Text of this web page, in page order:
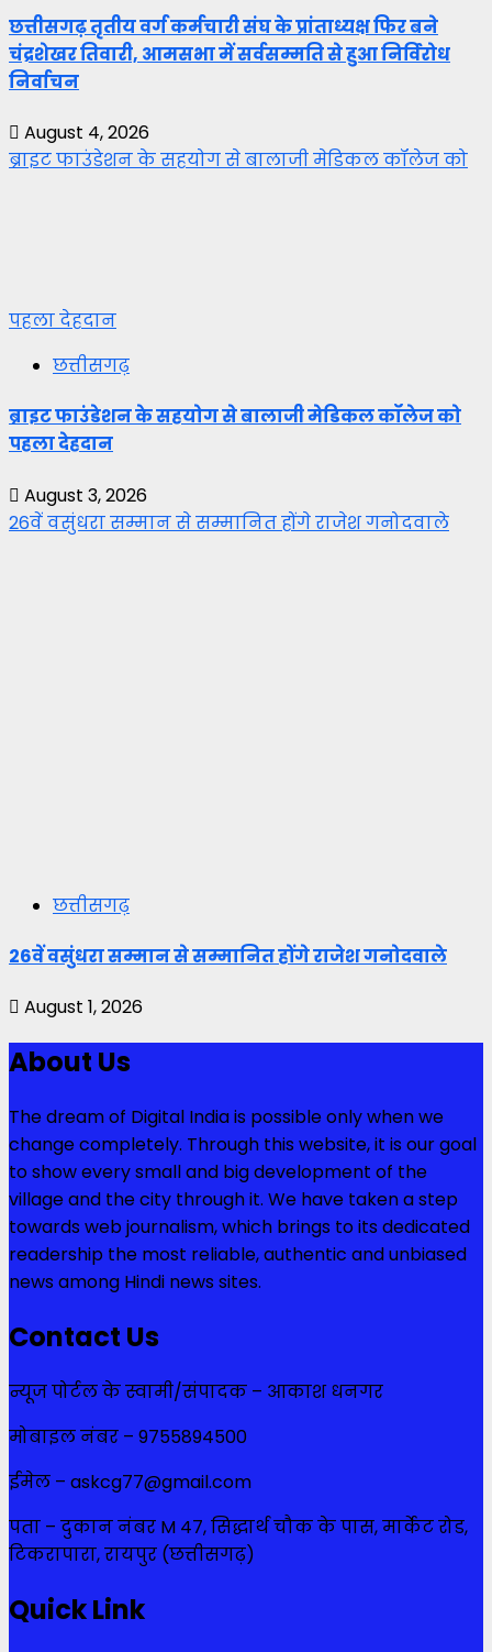
छत्तीसगढ़ तृतीय वर्ग कर्मचारी संघ के प्रांताध्यक्ष फिर बने
चंद्रशेखर तिवारी, आमसभा में सर्वसम्मति से हुआ निर्विरोध
निर्वाचन
August 4, 2026
ब्राइट फाउंडेशन के सहयोग से बालाजी मेडिकल कॉलेज को
पहला देहदान
छत्तीसगढ़
ब्राइट फाउंडेशन के सहयोग से बालाजी मेडिकल कॉलेज को
पहला देहदान
August 3, 2026
26वें वसुंधरा सम्मान से सम्मानित होंगे राजेश गनोदवाले
छत्तीसगढ़
26वें वसुंधरा सम्मान से सम्मानित होंगे राजेश गनोदवाले
August 1, 2026
About Us
The dream of Digital India is possible only when we
change completely. Through this website, it is our goal
to show every small and big development of the
village and the city through it. We have taken a step
towards web journalism, which brings to its dedicated
readership the most reliable, authentic and unbiased
news among Hindi news sites.
Contact Us
न्यूज पोर्टल के स्वामी/संपादक – आकाश धनगर
मोबाइल नंबर – 9755894500
ईमेल – askcg77@gmail.com
पता – दुकान नंबर M 47, सिद्धार्थ चौक के पास, मार्केट रोड,
टिकरापारा, रायपुर (छत्तीसगढ़)
Quick Link